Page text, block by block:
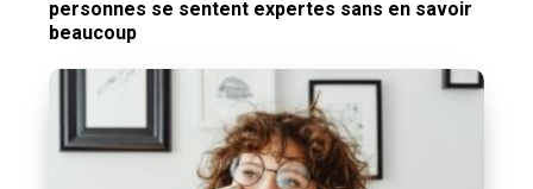
personnes se sentent expertes sans en savoir
beaucoup